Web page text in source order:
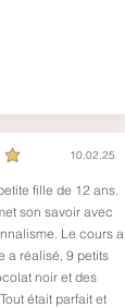
10.02.25
fille de 12 ans.
son savoir avec
Le cours a
a réalisé, 9 petits
noir et des
était parfait et